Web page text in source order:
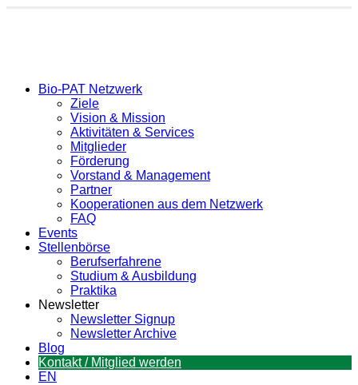
Bio-PAT Netzwerk
Ziele
Vision & Mission
Aktivitäten & Services
Mitglieder
Förderung
Vorstand & Management
Partner
Kooperationen aus dem Netzwerk
FAQ
Events
Stellenbörse
Berufserfahrene
Studium & Ausbildung
Praktika
Newsletter
Newsletter Signup
Newsletter Archive
Blog
Kontakt / Mitglied werden
EN